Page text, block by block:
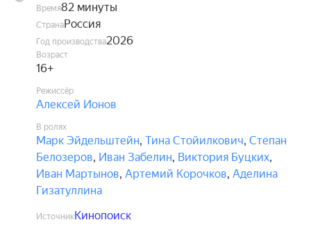
Время82 минуты
СтранаРоссия
Год производства2026
Возраст
16+
Режиссёр
Алексей Ионов
В ролях
Марк Эйдельштейн, Тина Стойилкович, Степан
Белозеров, Иван Забелин, Виктория Буцких,
Иван Мартынов, Артемий Корочков, Аделина
Гизатуллина
ИсточникКинопоиск